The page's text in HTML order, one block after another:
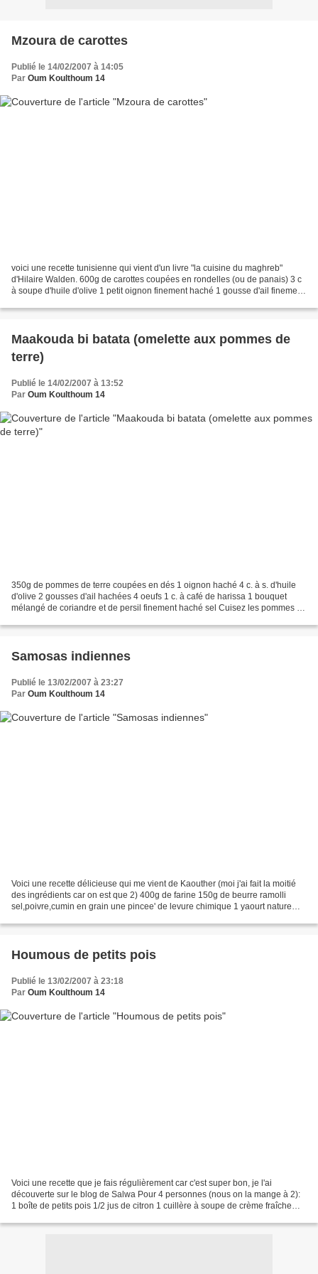
Mzoura de carottes
Publié le 14/02/2007 à 14:05
Par Oum Koulthoum 14
voici une recette tunisienne qui vient d'un livre "la cuisine du maghreb"
d'Hilaire Walden. 600g de carottes coupées en rondelles (ou de panais) 3 c
à soupe d'huile d'olive 1 petit oignon finement haché 1 gousse d'ail finement
Maakouda bi batata (omelette aux pommes de
terre)
Publié le 14/02/2007 à 13:52
Par Oum Koulthoum 14
350g de pommes de terre coupées en dés 1 oignon haché 4 c. à s. d'huile
d'olive 2 gousses d'ail hachées 4 oeufs 1 c. à café de harissa 1 bouquet
mélangé de coriandre et de persil finement haché sel Cuisez les pommes de
Samosas indiennes
Publié le 13/02/2007 à 23:27
Par Oum Koulthoum 14
Voici une recette délicieuse qui me vient de Kaouther (moi j'ai fait la moitié
des ingrédients car on est que 2) 400g de farine 150g de beurre ramolli
sel,poivre,cumin en grain une pincee' de levure chimique 1 yaourt nature
Houmous de petits pois
Publié le 13/02/2007 à 23:18
Par Oum Koulthoum 14
Voici une recette que je fais régulièrement car c'est super bon, je l'ai
découverte sur le blog de Salwa Pour 4 personnes (nous on la mange à 2):
1 boîte de petits pois 1/2 jus de citron 1 cuillère à soupe de crème fraîche